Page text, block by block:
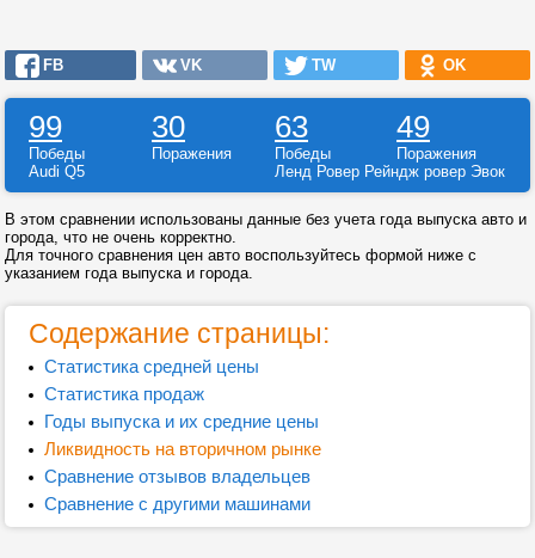
FB VK TW OK
99 30 63 49
Победы Поражения Победы
Поражения
Audi Q5
Ленд Ровер Рейндж ровер Эвок
В этом сравнении использованы данные без учета года выпуска авто и
города, что не очень корректно.
Для точного сравнения цен авто воспользуйтесь формой ниже с
указанием года выпуска и города.
Содержание страницы:
Статистика средней цены
Статистика продаж
Годы выпуска и их средние цены
Ликвидность на вторичном рынке
Сравнение отзывов владельцев
Сравнение с другими машинами